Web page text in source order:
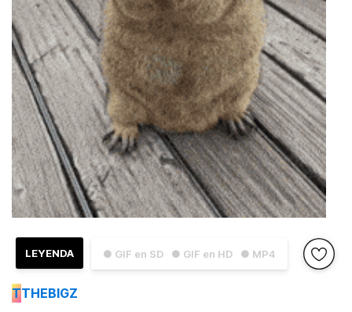
● GIF en SD ● GIF en HD ● MP4
LEYENDA
TTHEBIGZ